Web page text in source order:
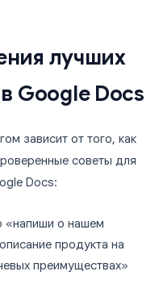
лучших
Google Docs
зависит от того, как
советы для
Docs:
«напиши о нашем
продукта на
преимуществах»